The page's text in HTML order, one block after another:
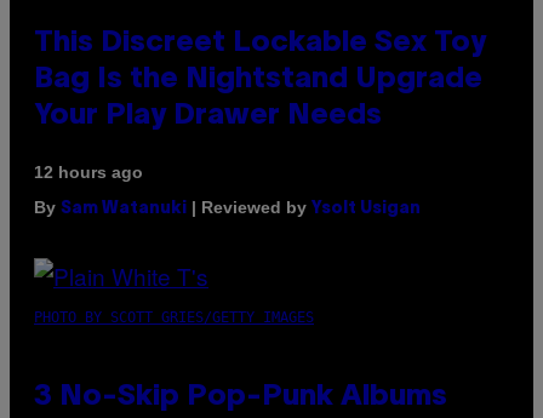
This Discreet Lockable Sex Toy
Bag Is the Nightstand Upgrade
Your Play Drawer Needs
12 hours ago
By Sam Watanuki | Reviewed by Ysolt Usigan
PHOTO BY SCOTT GRIES/GETTY IMAGES
3 No-Skip Pop-Punk Albums